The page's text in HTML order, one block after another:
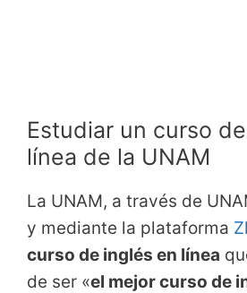
Estudiar un curso
línea de la UNAM
La UNAM, a través de
y mediante la plataforma
curso de inglés en línea
de ser «el mejor curso de